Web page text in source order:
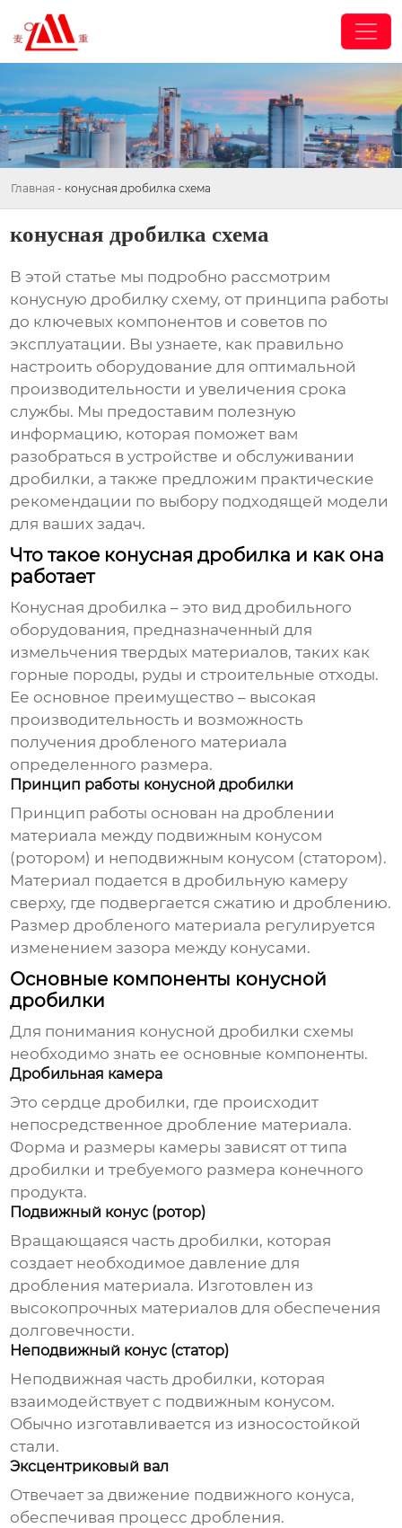
Главная - конусная дробилка схема
конусная дробилка схема
В этой статье мы подробно рассмотрим
конусную дробилку схему, от принципа работы
до ключевых компонентов и советов по
эксплуатации. Вы узнаете, как правильно
настроить оборудование для оптимальной
производительности и увеличения срока
службы. Мы предоставим полезную
информацию, которая поможет вам
разобраться в устройстве и обслуживании
дробилки, а также предложим практические
рекомендации по выбору подходящей модели
для ваших задач.
Что такое конусная дробилка и как она
работает
Конусная дробилка – это вид дробильного
оборудования, предназначенный для
измельчения твердых материалов, таких как
горные породы, руды и строительные отходы.
Ее основное преимущество – высокая
производительность и возможность
получения дробленого материала
определенного размера.
Принцип работы конусной дробилки
Принцип работы основан на дроблении
материала между подвижным конусом
(ротором) и неподвижным конусом (статором).
Материал подается в дробильную камеру
сверху, где подвергается сжатию и дроблению.
Размер дробленого материала регулируется
изменением зазора между конусами.
Основные компоненты конусной
дробилки
Для понимания конусной дробилки схемы
необходимо знать ее основные компоненты.
Дробильная камера
Это сердце дробилки, где происходит
непосредственное дробление материала.
Форма и размеры камеры зависят от типа
дробилки и требуемого размера конечного
продукта.
Подвижный конус (ротор)
Вращающаяся часть дробилки, которая
создает необходимое давление для
дробления материала. Изготовлен из
высокопрочных материалов для обеспечения
долговечности.
Неподвижный конус (статор)
Неподвижная часть дробилки, которая
взаимодействует с подвижным конусом.
Обычно изготавливается из износостойкой
стали.
Эксцентриковый вал
Отвечает за движение подвижного конуса,
обеспечивая процесс дробления.